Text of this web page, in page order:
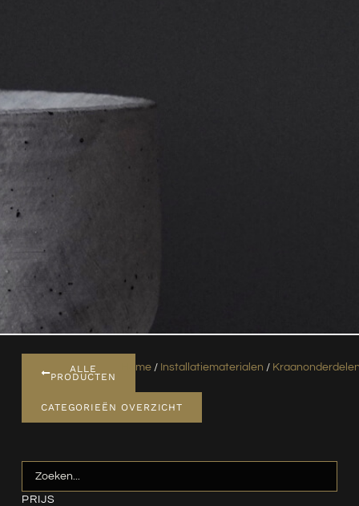
ALLE
PRODUCTEN
Home / Installatiematerialen /
CATEGORIEËN OVERZICHT
PRIJS